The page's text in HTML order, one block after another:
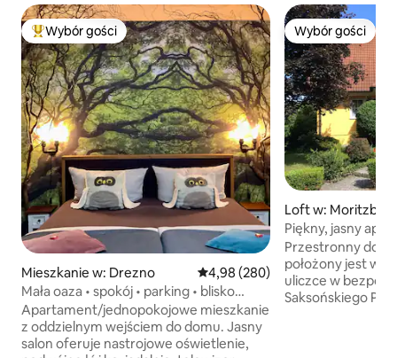
Najpopularniejsze z kategorii Wybór gości
Wybór gości
Mieszkanie w: Drezno Średnia ocena: 4,98 na 5, liczba
4,98 (280)
Mała oaza • spokój • parking • blisko
centrum
Apartament/jednopokojowe mieszkanie
z oddzielnym wejściem do domu. Jasny
salon oferuje nastrojowe oświetlenie,
Wybór gości
Wybór gości
Loft w:
Piękny, jasny
okolicy
Przestronny dom
położony jest w
uliczce w
Saksońskiego